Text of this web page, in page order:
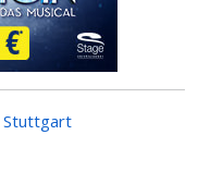
Stuttgart